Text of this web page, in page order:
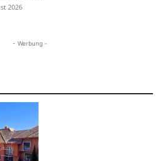
2026
- Werbung -